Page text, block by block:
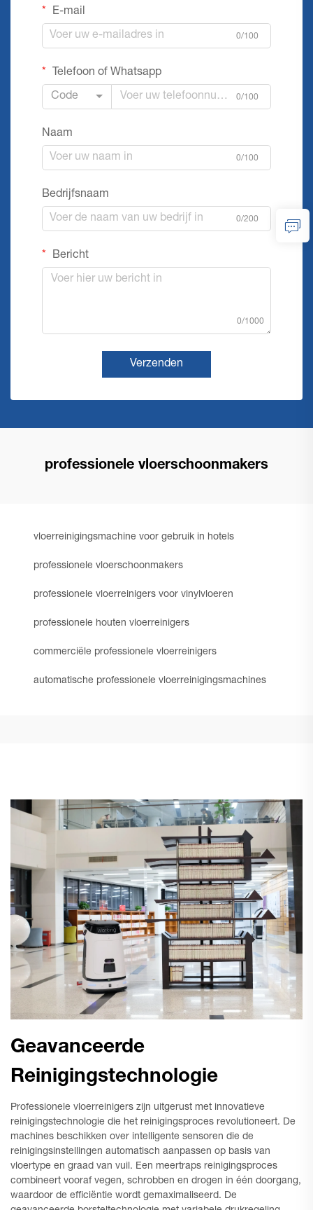
E-mail
0/100
Telefoon of Whatsapp
Code 0/100
Naam
0/100
Bedrijfsnaam
0/200
Bericht
0/1000
Verzenden
professionele vloerschoonmakers
vloerreinigingsmachine voor gebruik in hotels
professionele vloerschoonmakers
professionele vloerreinigers voor vinylvloeren
professionele houten vloerreinigers
commerciële professionele vloerreinigers
automatische professionele vloerreinigingsmachines
Geavanceerde
Reinigingstechnologie
Professionele vloerreinigers zijn uitgerust met innovatieve
reinigingstechnologie die het reinigingsproces revolutioneert. De
machines beschikken over intelligente sensoren die de
reinigingsinstellingen automatisch aanpassen op basis van
vloertype en graad van vuil. Een meertraps reinigingsproces
combineert vooraf vegen, schrobben en drogen in één doorgang,
waardoor de efficiëntie wordt gemaximaliseerd. De